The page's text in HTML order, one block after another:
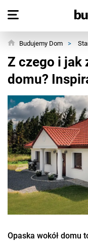
Budujemy Dom >
Z czego i jak
domu?
Opaska wokół domu